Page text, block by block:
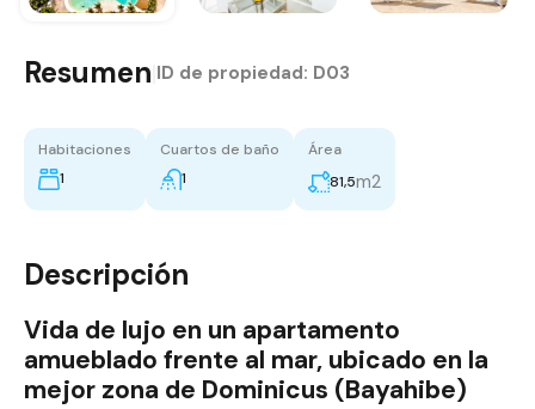
Resumen ID de propiedad: D03
Habitaciones
1
Cuartos de baño
1
Área
81,5m2
Descripción
Vida de lujo en un apartamento
amueblado frente al mar, ubicado en la
mejor zona de Dominicus (Bayahibe)